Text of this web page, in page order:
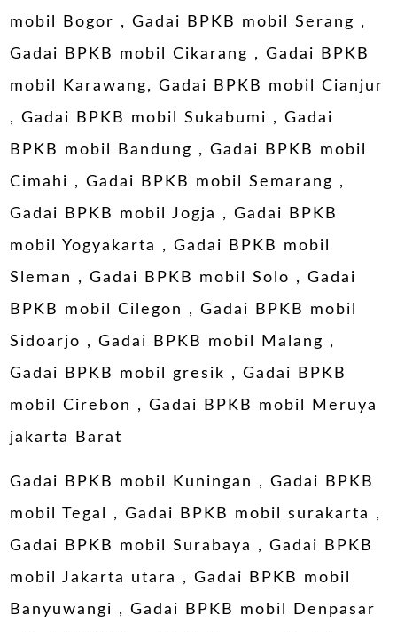
mobil Bogor ,Gadai BPKB mobil Serang ,
Gadai BPKB mobil Cikarang ,Gadai BPKB
mobil Karawang,Gadai BPKB mobil Cianjur
,Gadai BPKB mobil Sukabumi ,Gadai
BPKB mobil Bandung ,Gadai BPKB mobil
Cimahi ,Gadai BPKB mobil Semarang ,
Gadai BPKB mobil Jogja
,Gadai BPKB
mobil Yogyakarta
,Gadai BPKB mobil
Sleman
,Gadai BPKB mobil Solo ,Gadai
BPKB mobil Cilegon
,Gadai BPKB mobil
Sidoarjo ,Gadai BPKB mobil Malang ,
Gadai BPKB mobil gresik ,Gadai BPKB
mobil Cirebon
,Gadai BPKB mobil Meruya
jakarta Barat
Gadai BPKB mobil Kuningan ,Gadai BPKB
mobil Tegal
, Gadai BPKB mobil surakarta ,
Gadai BPKB mobil Surabaya
,Gadai BPKB
mobil Jakarta utara
,Gadai BPKB mobil
Banyuwangi ,Gadai BPKB mobil Denpasar